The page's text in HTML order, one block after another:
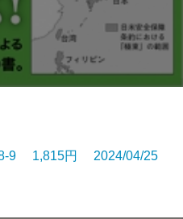
9 1,815円 2024/04/25